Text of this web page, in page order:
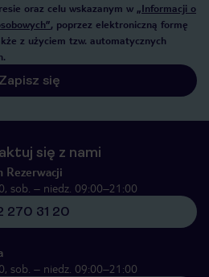
oraz celu wskazanym w „Informacji o
, poprzez elektroniczną formę
z użyciem tzw. automatycznych
Zapisz się
się z nami
Rezerwacji
sob. – niedz. 09:00–21:00
270 31 20
sob. – niedz. 09:00–21:00